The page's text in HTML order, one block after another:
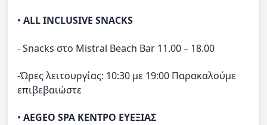
• ALL INCLUSIVE SNACKS
- Snacks στο Mistral Beach Bar 11.00 – 18.00
-Ώρες λειτουργίας: 10:30 με 19:00 Παρακαλούμε
επιβεβαιώστε
• AEGEO SPA ΚΕΝΤΡΟ ΕΥΕΞΙΑΣ